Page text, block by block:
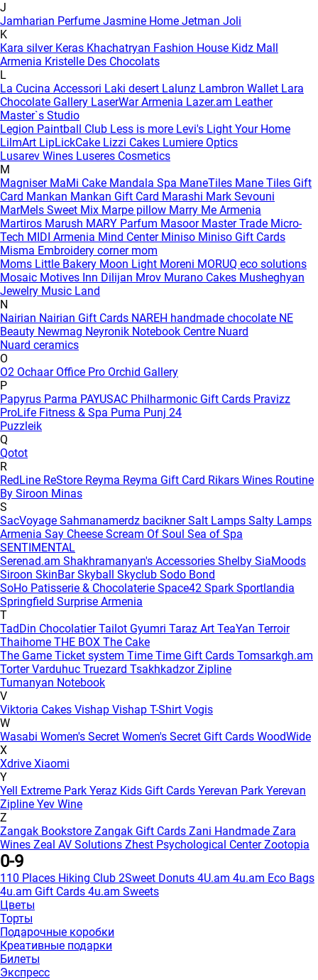
J
Jamharian Perfume Jasmine Home Jetman Joli
K
Kara silver Keras Khachatryan Fashion House Kidz Mall
Armenia Kristelle Des Chocolats
L
La Cucina Accessori Laki desert Lalunz Lambron Wallet Lara
Chocolate Gallery LaserWar Armenia Lazer.am Leather
Master`s Studio
Legion Paintball Club Less is more Levi's Light Your Home
LilmArt LipLickCake Lizzi Cakes Lumiere Optics
Lusarev Wines Luseres Cosmetics
M
Magniser MaMi Cake Mandala Spa ManeTiles Mane Tiles Gift
Card Mankan Mankan Gift Card Marashi Mark Sevouni
MarMels Sweet Mix Marpe pillow Marry Me Armenia
Martiros Marush MARY Parfum Masoor Master Trade Micro-
Tech MIDI Armenia Mind Center Miniso Miniso Gift Cards
Misma Embroidery corner mom
Moms Little Bakery Moon Light Moreni MORUQ eco solutions
Mosaic Motives Inn Dilijan Mrov Murano Cakes Musheghyan
Jewelry Music Land
N
Nairian Nairian Gift Cards NAREH handmade chocolate NE
Beauty Newmag Neyronik Notebook Centre Nuard
Nuard ceramics
O
O2 Ochaar Office Pro Orchid Gallery
P
Papyrus Parma PAYUSAC Philharmonic Gift Cards Pravizz
ProLife Fitness & Spa Puma Punj 24
Puzzleik
Q
Qotot
R
RedLine ReStore Reyma Reyma Gift Card Rikars Wines Routine
By Siroon Minas
S
SacVoyage Sahmanamerdz baciknerSalt Lamps Salty Lamps
Armenia Say Cheese Scream Of Soul Sea of Spa
SENTIMENTAL
Serenad.am Shakhramanyan's Accessories Shelby SiaMoods
Siroon SkinBarSkyball Skyclub Sodo Bond
SoHo Patisserie & Chocolaterie Space42 Spark Sportlandia
Springfield Surprise Armenia
T
TadDin ChocolatierTailot Gyumri Taraz Art TeaYan Terroir
Thaihome THE BOX The Cake
The Game Ticket system Time Time Gift Cards Tomsarkgh.am
Torter Varduhuc Truezard Tsakhkadzor Zipline
Tumanyan Notebook
V
Viktoria Cakes Vishap Vishap T-Shirt Vogis
W
Wasabi Women's Secret Women's Secret Gift Cards WoodWide
X
Xdrive Xiaomi
Y
Yell Extreme Park Yeraz Kids Gift Cards Yerevan Park Yerevan
Zipline Yev Wine
Z
Zangak Bookstore Zangak Gift Cards Zani Handmade Zara
Wines Zeal AV Solutions Zhest Psychological CenterZootopia
0-9
110 Places Hiking Club 2Sweet Donuts 4U.am 4u.am Eco Bags
4u.am Gift Cards 4u.am Sweets
Цветы
Торты
Подарочные коробки
Креативные подарки
Билеты
Экспресс